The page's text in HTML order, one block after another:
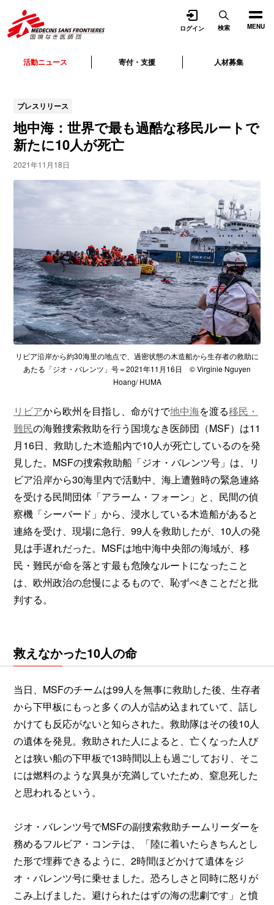
MENU
活動ニュース 寄付・支援 人材募集
ログイン 検索
プレスリリース
地中海：世界で最も過酷な移民ルートで
新たに10人が死亡
2021年11月18日
リビア沿岸から約30海里の地点で、過密状態の木造船から生存者の救助に
あたる「ジオ・バレンツ」号＝2021年11月16日 © Virginie Nguyen
Hoang/ HUMA
リビアから欧州を目指し、命がけで地中海を渡る移民・
難民の海難捜索救助を行う国境なき医師団（MSF）は11
月16日、救助した木造船内で10人が死亡しているのを発
見した。MSFの捜索救助船「ジオ・バレンツ号」は、リ
ビア沿岸から30海里内で活動中、海上遭難時の緊急連絡
を受ける民間団体「アラーム・フォーン」と、民間の偵
察機「シーバード」から、浸水している木造船があると
連絡を受け、現場に急行、99人を救助したが、10人の発
見は手遅れだった。MSFは地中海中央部の海域が、移
民・難民が命を落とす最も危険なルートになったこと
は、欧州政治の怠慢によるもので、恥ずべきことだと批
判する。
救えなかった10人の命
当日、MSFのチームは99人を無事に救助した後、生存者
から下甲板にもっと多くの人が詰め込まれていて、話し
かけても反応がないと知らされた。救助隊はその後10人
の遺体を発見。救助された人によると、亡くなった人び
とは狭い船の下甲板で13時間以上も過ごしており、そこ
には燃料のような異臭が充満していたため、窒息死した
と思われるという。
ジオ・バレンツ号でMSFの副捜索救助チームリーダーを
務めるフルビア・コンテは、「陸に着いたらきちんとし
た形で埋葬できるように、2時間ほどかけて遺体をジ
オ・バレンツ号に乗せました。恐ろしさと同時に怒りが
こみ上げました。避けられたはずの海の悲劇です」と憤